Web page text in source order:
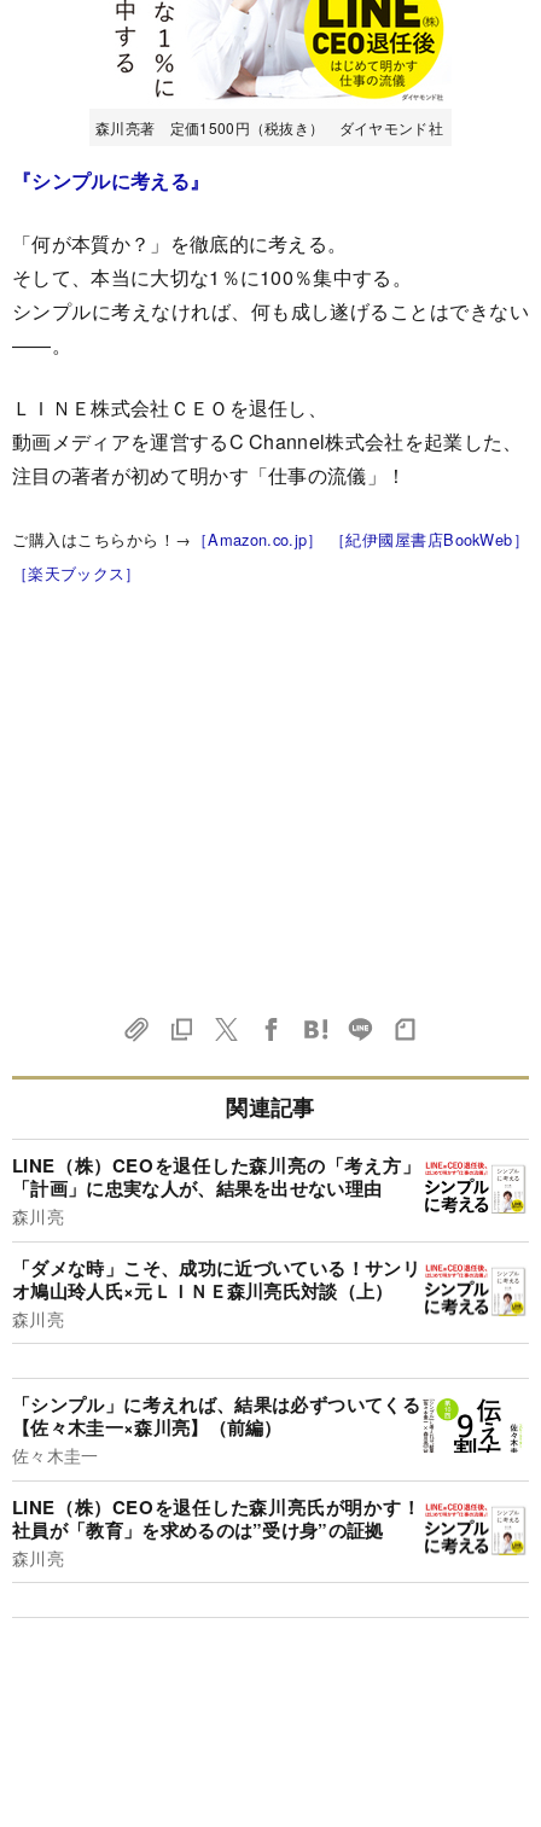
森川亮著 定価1500円（税抜き） ダイヤモンド社
『シンプルに考える』
「何が本質か？」を徹底的に考える。
そして、本当に大切な1％に100％集中する。
シンプルに考えなければ、何も成し遂げることはできない
――。
ＬＩＮＥ株式会社ＣＥＯを退任し、
動画メディアを運営するC Channel株式会社を起業した、
注目の著者が初めて明かす「仕事の流儀」！
ご購入はこちらから！→ ［Amazon.co.jp］
［紀伊國屋書店BookWeb］
［楽天ブックス］
関連記事
LINE（株）CEOを退任した森川亮の「考え方」
「計画」に忠実な人が、結果を出せない理由
森川亮
「ダメな時」こそ、成功に近づいている！サンリ
オ鳩山玲人氏×元ＬＩＮＥ森川亮氏対談（上）
森川亮
「シンプル」に考えれば、結果は必ずついてくる
【佐々木圭一×森川亮】（前編）
佐々木圭一
LINE（株）CEOを退任した森川亮氏が明かす！
社員が「教育」を求めるのは”受け身”の証拠
森川亮